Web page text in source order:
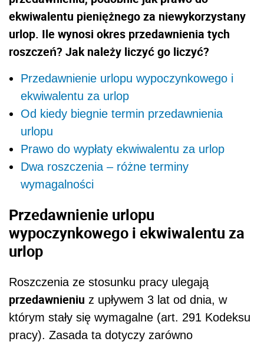
ekwiwalentu pieniężnego za niewykorzystany
urlop. Ile wynosi okres przedawnienia tych
roszczeń? Jak należy liczyć go liczyć?
Przedawnienie urlopu wypoczynkowego i
ekwiwalentu za urlop
Od kiedy biegnie termin przedawnienia
urlopu
Prawo do wypłaty ekwiwalentu za urlop
Dwa roszczenia – różne terminy
wymagalności
Przedawnienie urlopu
wypoczynkowego i ekwiwalentu za
urlop
Roszczenia ze stosunku pracy ulegają
przedawnieniu z upływem 3 lat od dnia, w
którym stały się wymagalne (art. 291 Kodeksu
pracy). Zasada ta dotyczy zarówno